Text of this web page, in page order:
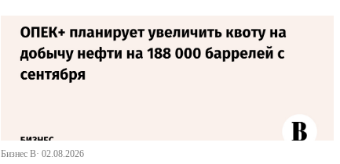
Бизнес В· 02.08.2026